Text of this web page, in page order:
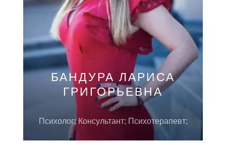
БАНДУРА ЛАРИСА
ГРИГОРЬЕВНА
Психолог; Консультант; Психотерапевт;